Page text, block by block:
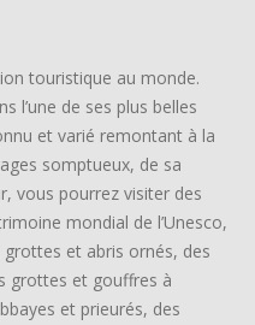
touristique au monde.
l’une de ses plus belles
et varié remontant à la
somptueux, de sa
vous pourrez visiter des
mondial de l’Unesco,
et abris ornés, des
grottes et gouffres à
et prieurés, des